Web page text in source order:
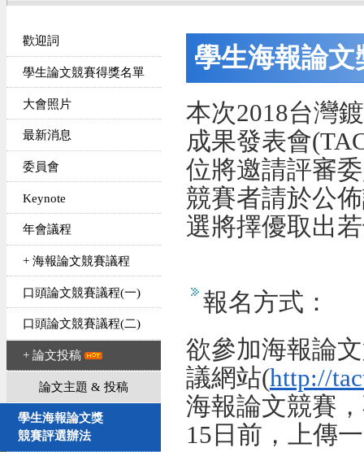
歡迎詞
學生論文競賽得獎名單
大會照片
最新消息
委員會
Keynote
年會議程
+ 海報論文競賽議程
口頭論文競賽議程(一)
口頭論文競賽議程(二)
+ 論文投稿
論文主題 & 投稿
學生海報論文獎
競賽評選辦法
學生海報論
本次2018台灣
成果發表會
位將邀請評審
競賽者請於公
選將擇優取出
報名方式：
欲參加海報論
議網站(http://
海報論文競賽
15日前，上傳